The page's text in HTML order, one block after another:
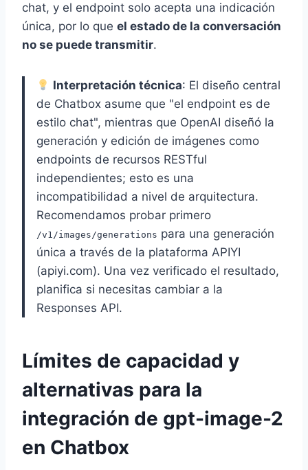
chat, y el endpoint solo acepta una indicación
única, por lo que el estado de la conversación
no se puede transmitir.
Interpretación técnica: El diseño central
de Chatbox asume que "el endpoint es de
estilo chat", mientras que OpenAI diseñó la
generación y edición de imágenes como
endpoints de recursos RESTful
independientes; esto es una
incompatibilidad a nivel de arquitectura.
Recomendamos probar primero
/v1/images/generations para una generación
única a través de la plataforma APIYI
(apiyi.com). Una vez verificado el resultado,
planifica si necesitas cambiar a la
Responses API.
Límites de capacidad y
alternativas para la
integración de gpt-image-2
en Chatbox